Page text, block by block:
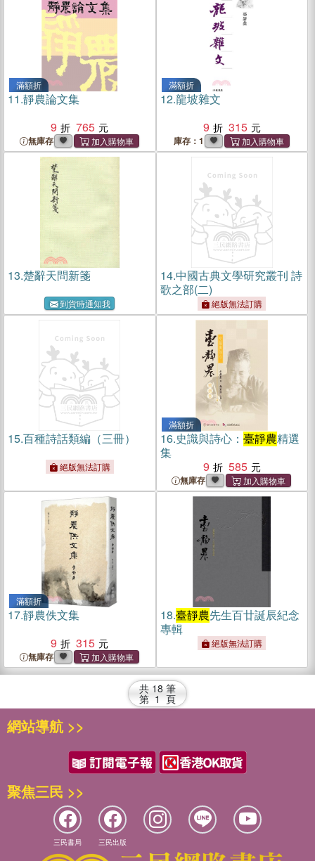
滿額折
11.靜農論文集
9
765
無庫存
滿額折
12.龍坡雜文
9
315
庫存：1
13.楚辭天問新箋
到貨時通知我
14.中國古典文學研究叢刊 詩
歌之部(二)
絕版無法訂購
15.百種詩話類編（三冊）
絕版無法訂購
滿額折
16.史識與詩心： 臺靜農精選
集
9
585
無庫存
滿額折
17.靜農佚文集
9
315
無庫存
18.臺靜農先生百廿誕辰紀念
專輯
絕版無法訂購
共 18 筆
第 1 頁
網站導航 >>
聚焦三民 >>
三民書局 三民出版